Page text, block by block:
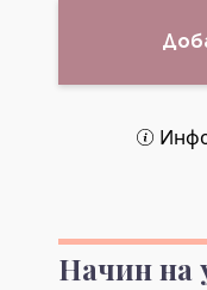
Начин на